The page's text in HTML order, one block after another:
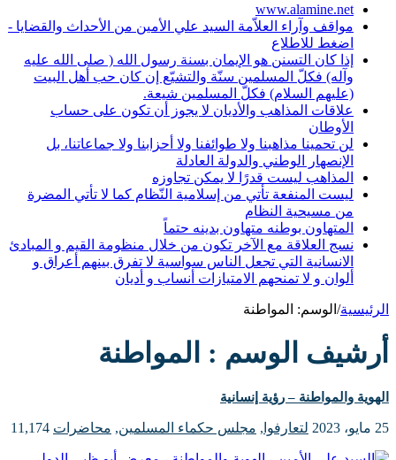
www.alamine.net
مواقف وآراء العلاّمة السيد علي الأمين من الأحداث والقضايا -
اضغط للاطلاع
إذا كان التسنن هو الإيمان بسنة رسول الله ( صلى الله عليه
وآله) فكلّ المسلمين سنّة والتشيّع إن كان حب أهل البيت
(عليهم السلام) فكلّ المسلمين شيعة.
علاقات المذاهب والأديان لا يجوز أن تكون على حساب
الأوطان
لن تحمينا مذاهبنا ولا طوائفنا ولا أحزابنا ولا جماعاتنا، بل
الإنصهار الوطني والدولة العادلة
المذاهب ليست قدرًا لا يمكن تجاوزه
ليست المنفعة تأتي من إسلامية النّظام كما لا تأتي المضرة
من مسيحية النظام
المتهاون بوطنه متهاون بدينه حتماً
نسج العلاقة مع الآخر تكون من خلال منظومة القيم و المبادئ
الانسانية التي تجعل الناس سواسية لا تفرق بينهم أعراق و
ألوان و لا تمنحهم الامتيازات أنساب و أديان
الرئيسية/ الوسم: المواطنة
أرشيف الوسم : المواطنة
الهوية والمواطنة – رؤية إنسانية
25 مايو، 2023 لتعارفوا , مجلس حكماء المسلمين, محاضرات 11,174